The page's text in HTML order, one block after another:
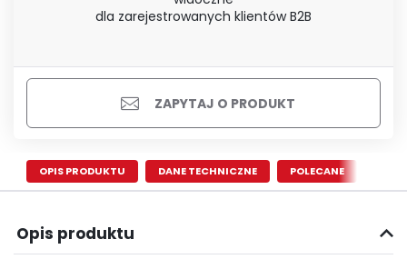
dla zarejestrowanych klientów B2B
ZAPYTAJ O PRODUKT
OPIS PRODUKTU DANE TECHNICZNE POLECANE
Opis produktu